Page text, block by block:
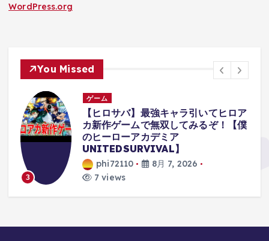
WordPress.org
You Missed
3
ゲーム
【ヒロサバ】最強キャラ引いてヒロア
カ新作ゲームで無双してみるぞ！【僕
のヒーローアカデミア
UNITEDSURVIVAL】
phi72110
8月 7, 2026
7 views